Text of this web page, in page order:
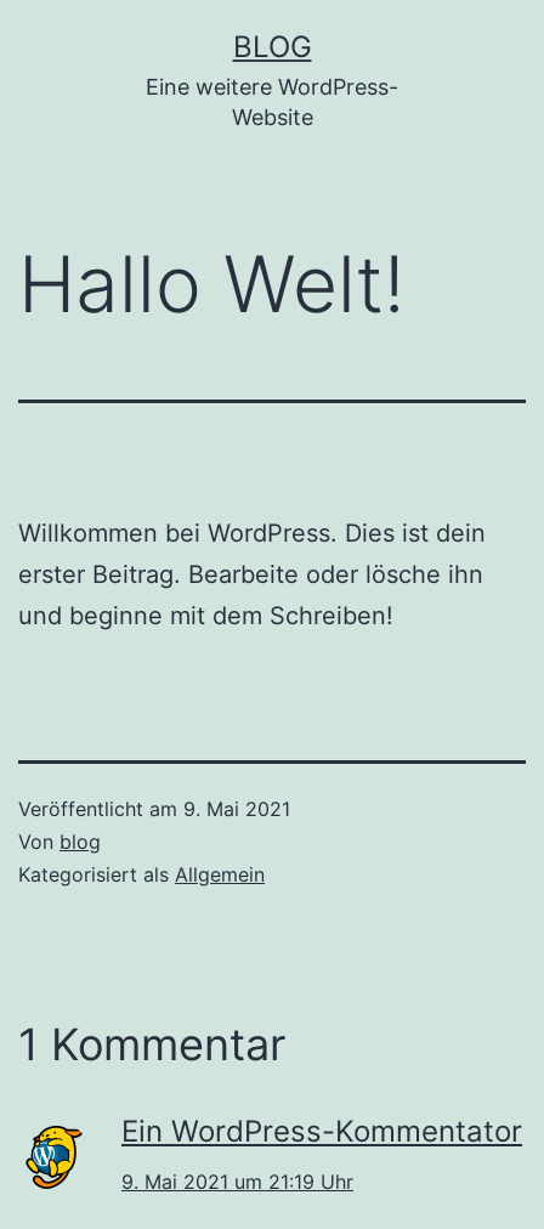
BLOG
Eine weitere WordPress-
Website
Hallo Welt!
Willkommen bei WordPress. Dies ist dein
erster Beitrag. Bearbeite oder lösche ihn
und beginne mit dem Schreiben!
Veröffentlicht am 9. Mai 2021
Von blog
Kategorisiert als Allgemein
1 Kommentar
Ein WordPress-Kommentator
9. Mai 2021 um 21:19 Uhr